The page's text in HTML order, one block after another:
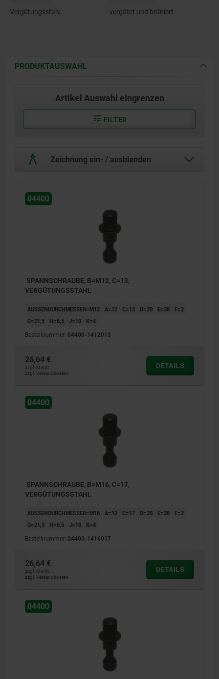
Vergütungsstahl. vergütet und brüniert.
PRODUKTAUSWAHL
Artikel Auswahl eingrenzen
FILTER
Zeichnung ein- / ausblenden
04400
SPANNSCHRAUBE, B=M12, C=13,
VERGÜTUNGSSTAHL
AUSSENDURCHMESSER=M12 A=12 C=13 D=20 E=38
F=2
G=21,5
H=6,5 J=10 K=4
Bestellnummer: 04400-1412013
26,64 €
zzgl. MwSt.
zzgl. Versandkosten
DETAILS
04400
SPANNSCHRAUBE, B=M16, C=17,
VERGÜTUNGSSTAHL
AUSSENDURCHMESSER=M16 A=12 C=17 D=20 E=38
F=2
G=21,5
H=6,5 J=10 K=4
Bestellnummer: 04400-1416017
26,64 €
zzgl. MwSt.
zzgl. Versandkosten
DETAILS
04400